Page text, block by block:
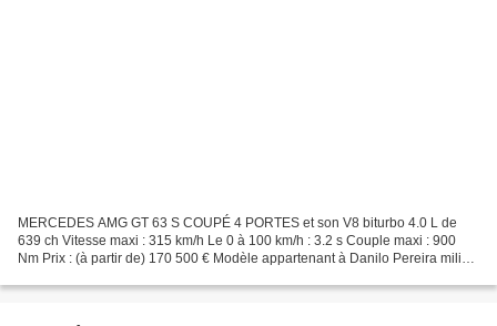
MERCEDES AMG GT 63 S COUPÉ 4 PORTES et son V8 biturbo 4.0 L de
639 ch Vitesse maxi : 315 km/h Le 0 à 100 km/h : 3.2 s Couple maxi : 900
Nm Prix : (à partir de) 170 500 € Modèle appartenant à Danilo Pereira milieu